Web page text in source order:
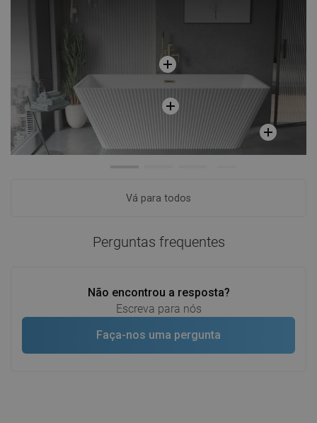
Vá para todos
Perguntas frequentes
Não encontrou a resposta?
Escreva para nós
Faça-nos uma pergunta